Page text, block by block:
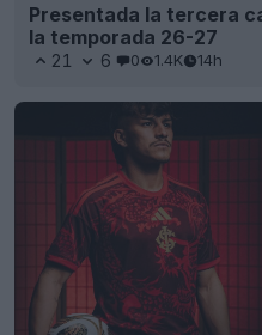
Presentada la tercera
la temporada 26-27
21 6 0 1.4K 14h